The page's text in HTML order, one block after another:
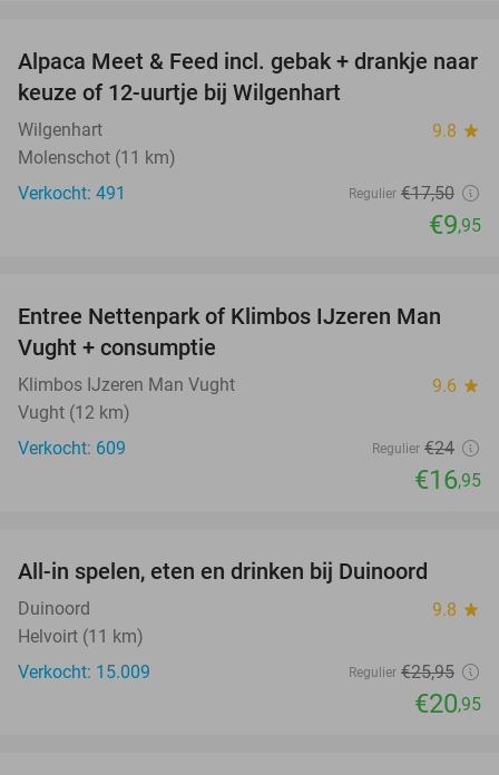
43%
Alpaca Meet & Feed incl. gebak + drankje naar
keuze of 12-uurtje bij Wilgenhart
Wilgenhart 9.8 star
Molenschot (11 km)
Verkocht: 491
Regulier €17,50
€9,95
29%
Entree Nettenpark of Klimbos IJzeren Man
Vught + consumptie
Klimbos IJzeren Man Vught 9.6 star
Vught (12 km)
Verkocht: 609
Regulier €24
€16,95
All-in spelen, eten en drinken bij Duinoord
Duinoord 9.8 star
Helvoirt (11 km)
Verkocht: 15.009
Regulier €25,95
€20,95